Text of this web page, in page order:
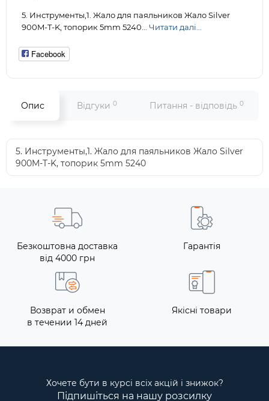
5. Инструменты,1. Жало для паяльников Жало Silver
900M-T-K, топорик 5mm 5240... Читати далі...
Facebook
Опис Відгуки 0 Питання - відповідь 0
5. Инструменты,1. Жало для паяльников Жало Silver
900M-T-K, топорик 5mm 5240
Безкоштовна доставка
від 4000 грн
Гарантія
Возврат и обмен
в течении 14 дней
Якісні товари
Хочете бути в курсі всіх акцій і знижок?
Підпишіться на нашу розсилку